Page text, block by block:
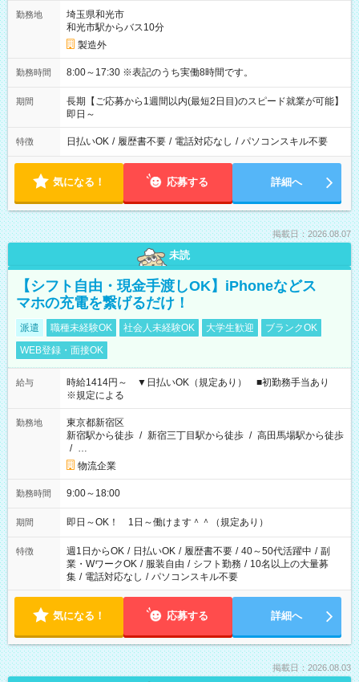
勤務地
埼玉県和光市
和光市駅からバス10分
製造外
勤務時間 8:00～17:30 ※表記のうち実働8時間です。
期間
長期【ご応募から1週間以内(最短2日目)のスピード就業が可能】
即日～
特徴 日払いOK / 履歴書不要 / 電話対応なし / パソコンスキル不要
気になる！ 応募する 詳細へ
掲載日：2026.08.07
未読
【シフト自由・現金手渡しOK】iPhoneなどス
マホの充電を繋げるだけ！
派遣 職種未経験OK 社会人未経験OK 大学生歓迎
ブランクOK
WEB登録・面接OK
給与
時給1414円～ ▼日払いOK（規定あり） ■初勤務手当あり
※規定による
勤務地
東京都新宿区
新宿駅から徒歩 / 新宿三丁目駅から徒歩 / 高田馬場駅から徒歩
/ …
物流企業
勤務時間 9:00～18:00
期間 即日～OK！ 1日～働けます＾＾（規定あり）
特徴 週1日からOK / 日払いOK / 履歴書不要 / 40～50代活躍中 / 副
業・WワークOK / 服装自由 / シフト勤務 / 10名以上の大量募
集 / 電話対応なし / パソコンスキル不要
気になる！ 応募する 詳細へ
掲載日：2026.08.03